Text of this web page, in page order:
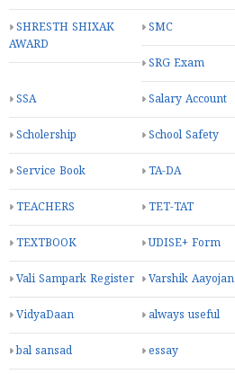
SHRESTH SHIXAK
AWARD
SMC
SRG Exam
SSA Salary Account
Scholership School Safety
Service Book TA-DA
TEACHERS TET-TAT
TEXTBOOK UDISE+ Form
Vali Sampark Register Varshik Aayojan
VidyaDaan always useful
bal sansad essay